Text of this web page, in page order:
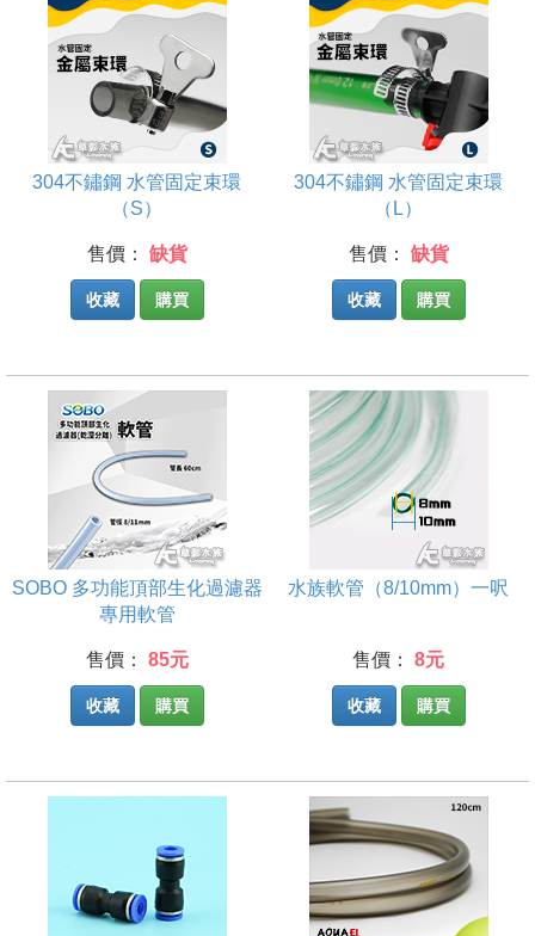
304不鏽鋼 水管固定束環
（S）
售價： 缺貨
收藏 購買
304不鏽鋼 水管固定束環
（L）
售價： 缺貨
收藏 購買
SOBO 多功能頂部生化過濾器
專用軟管
售價： 85元
收藏 購買
水族軟管（8/10mm）一呎
售價： 8元
收藏 購買